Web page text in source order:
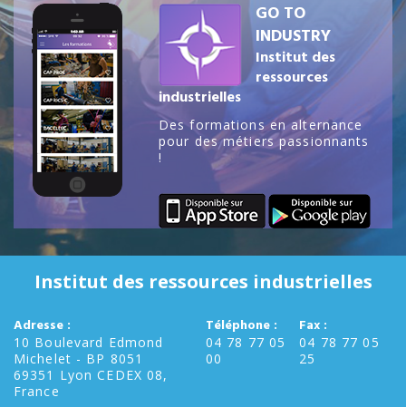
GO TO
INDUSTRY
Institut des
ressources
industrielles
Des formations en alternance
pour des métiers passionnants
!
Institut des ressources industrielles
Adresse :
10 Boulevard Edmond
Michelet - BP 8051
69351 Lyon CEDEX 08,
France
Téléphone :
04 78 77 05
00
Fax :
04 78 77 05
25